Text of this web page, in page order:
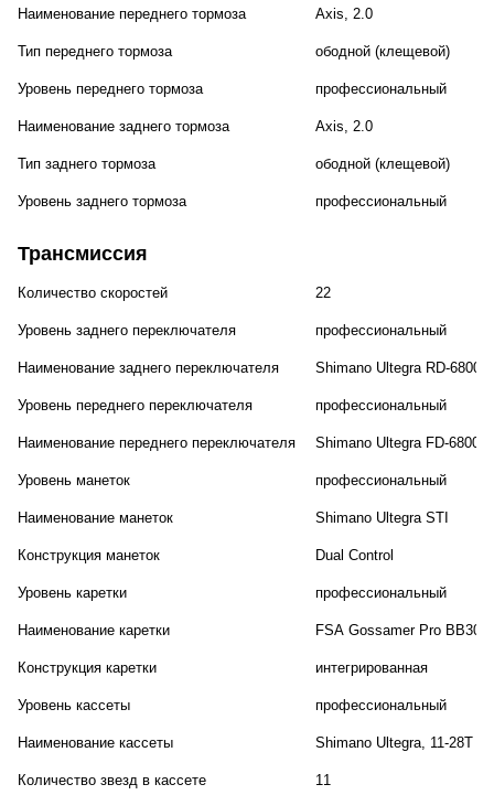
Наименование переднего тормоза Axis, 2.0
Тип переднего тормоза ободной (клещевой)
Уровень переднего тормоза профессиональный
Наименование заднего тормоза Axis, 2.0
Тип заднего тормоза ободной (клещевой)
Уровень заднего тормоза профессиональный
Трансмиссия
Количество скоростей 22
Уровень заднего переключателя профессиональный
Наименование заднего переключателя Shimano Ultegra RD-6800
Уровень переднего переключателя профессиональный
Наименование переднего переключателя Shimano Ultegra FD-6800
Уровень манеток профессиональный
Наименование манеток Shimano Ultegra STI
Конструкция манеток Dual Control
Уровень каретки профессиональный
Наименование каретки FSA Gossamer Pro BB30
Конструкция каретки интегрированная
Уровень кассеты профессиональный
Наименование кассеты Shimano Ultegra, 11-28T
Количество звезд в кассете 11